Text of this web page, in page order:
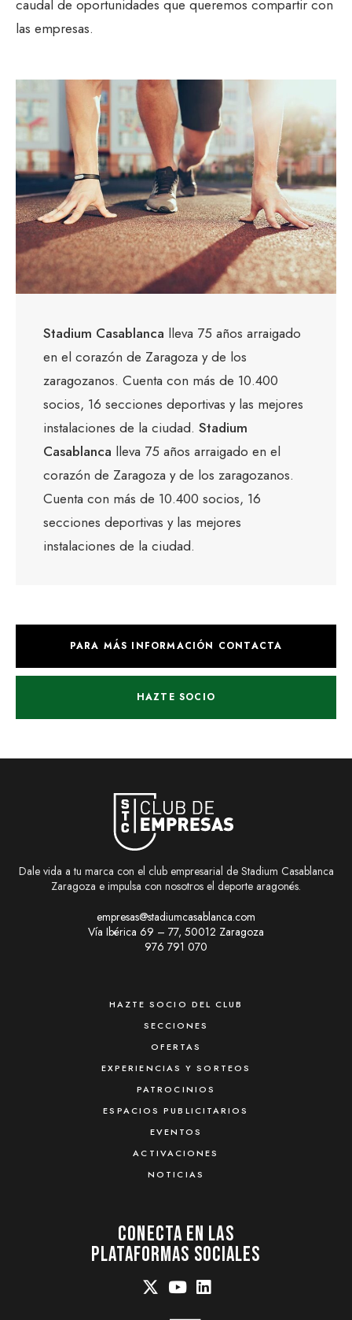
caudal de oportunidades que queremos compartir con
las empresas.
Stadium Casablanca lleva 75 años arraigado
en el corazón de Zaragoza y de los
zaragozanos. Cuenta con más de 10.400
socios, 16 secciones deportivas y las mejores
instalaciones de la ciudad. Stadium
Casablanca lleva 75 años arraigado en el
corazón de Zaragoza y de los zaragozanos.
Cuenta con más de 10.400 socios, 16
secciones deportivas y las mejores
instalaciones de la ciudad.
PARA MÁS INFORMACIÓN CONTACTA
HAZTE SOCIO
Dale vida a tu marca con el club empresarial de Stadium Casablanca
Zaragoza e impulsa con nosotros el deporte aragonés.
empresas@stadiumcasablanca.com
Vía Ibérica 69 – 77, 50012 Zaragoza
976 791 070
HAZTE SOCIO DEL CLUB
SECCIONES
OFERTAS
EXPERIENCIAS Y SORTEOS
PATROCINIOS
ESPACIOS PUBLICITARIOS
EVENTOS
ACTIVACIONES
NOTICIAS
Conecta En Las
Plataformas Sociales